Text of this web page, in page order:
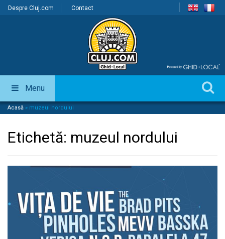
Despre Cluj.com Contact
Menu
Acasă » muzeul nordului
Etichetă: muzeul nordului